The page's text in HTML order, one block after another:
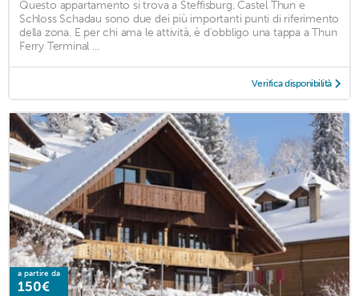
Questo appartamento si trova a Steffisburg. Castel Thun e
Schloss Schadau sono due dei più importanti punti di riferimento
della zona. E per chi ama le attività, è d'obbligo una tappa a Thun
Ferry Terminal ...
Verifica disponibilità
a partire da
150€